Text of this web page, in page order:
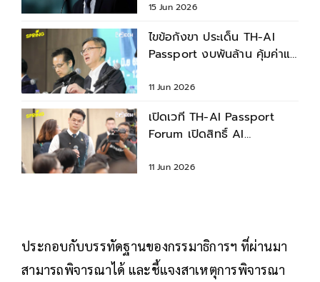
15 Jun 2026
ไขข้อกังขา ประเด็น TH-AI
Passport งบพันล้าน คุ้มค่าแค่
11 Jun 2026
เปิดเวที TH-AI Passport
Forum เปิดสิทธิ์ AI
ค่าย รองรับผู้ใช้ได้ถึง 5 ล้าน
11 Jun 2026
ประกอบกับบรรทัดฐานของกรรมาธิการฯ ที่ผ่านมา
สามารถพิจารณาได้ และชี้แจงสาเหตุการพิจารณา